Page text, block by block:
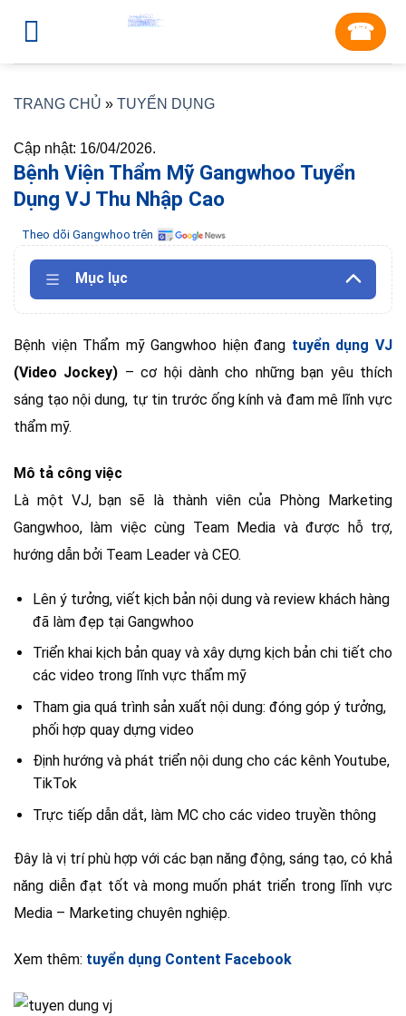
☎︎
TRANG CHỦ » TUYỂN DỤNG
Cập nhật: 16/04/2026.
Bệnh Viện Thẩm Mỹ Gangwhoo Tuyển
Dụng VJ Thu Nhập Cao
Theo dõi Gangwhoo trên
Mục lục
Bệnh viện Thẩm mỹ Gangwhoo hiện đang tuyển dụng VJ
(Video Jockey) – cơ hội dành cho những bạn yêu thích
sáng tạo nội dung, tự tin trước ống kính và đam mê lĩnh vực
thẩm mỹ.
Mô tả công việc
Là một VJ, bạn sẽ là thành viên của Phòng Marketing
Gangwhoo, làm việc cùng Team Media và được hỗ trợ,
hướng dẫn bởi Team Leader và CEO.
Lên ý tưởng, viết kịch bản nội dung và review khách hàng
đã làm đẹp tại Gangwhoo
Triển khai kịch bản quay và xây dựng kịch bản chi tiết cho
các video trong lĩnh vực thẩm mỹ
Tham gia quá trình sản xuất nội dung: đóng góp ý tưởng,
phối hợp quay dựng video
Định hướng và phát triển nội dung cho các kênh Youtube,
TikTok
Trực tiếp dẫn dắt, làm MC cho các video truyền thông
Đây là vị trí phù hợp với các bạn năng động, sáng tạo, có khả
năng diễn đạt tốt và mong muốn phát triển trong lĩnh vực
Media – Marketing chuyên nghiệp.
Xem thêm: tuyển dụng Content Facebook